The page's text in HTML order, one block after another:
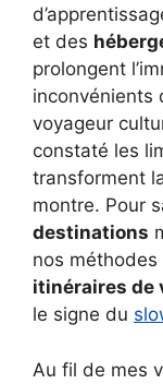
et des
prolongent
inconvénients
voyageur
constaté les
transforment
montre. Pour
destinations
nos
itinéraires de
le signe du
Au fil de mes